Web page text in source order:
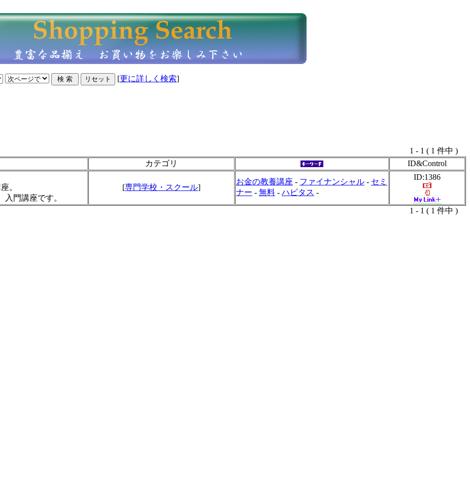
[更に詳しく検索]
1 - 1 ( 1 件中 )
カテゴリ
ID&Control
。
門講座です。
[専門学校・スクール]
お金の教養講座 - ファイナンシャル - セミ
ナー - 無料 - ハピタス -
ID:1386
1 - 1 ( 1 件中 )